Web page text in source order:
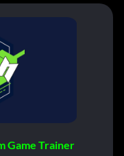
Game Trainer